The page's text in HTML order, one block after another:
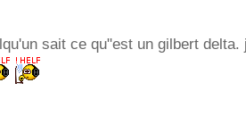
sait ce qu"est un gilbert